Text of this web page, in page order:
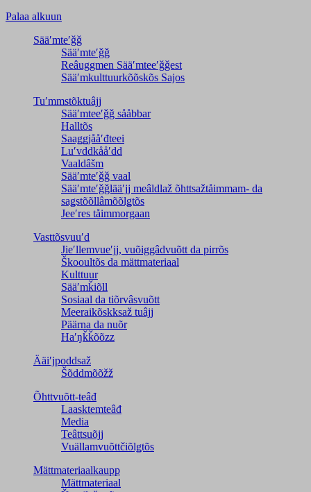
Palaa alkuun
Sääʹmteʹǧǧ
Sääʹmteʹǧǧ
Reâuggmen Sääʹmteeʹǧǧest
Sääʹmkulttuurkõõskõs Sajos
Tuʹmmstõktuâjj
Sääʹmteeʹǧǧ sååbbar
Halltõs
Saaǥǥjååʹđteei
Luʹvddkååʹdd
Vaaldâšm
Sääʹmteʹǧǧ vaal
Sääʹmteʹǧǧlääʹjj meâldlaž õhttsažtåimmam- da
saǥstõõllâmõõlǥtõs
Jeeʹres tåimmorgaan
Vasttõsvuuʹd
Jieʹllemvueʹjj, vuõiggâdvuõtt da pirrõs
Škooultõs da mättmateriaal
Kulttuur
Sääʹmǩiõll
Sosiaal da tiõrvâsvuõtt
Meeraikõskksaž tuâjj
Päärna da nuõr
Haʹŋǩǩõõzz
Ääiʹjpoddsaž
Šõddmõõžž
Õhttvuõtt-teâđ
Laasktemteâđ
Media
Teâttsuõjj
Vuällamvuõttčiõlǥtõs
Mättmateriaalkaupp
Mättmateriaal